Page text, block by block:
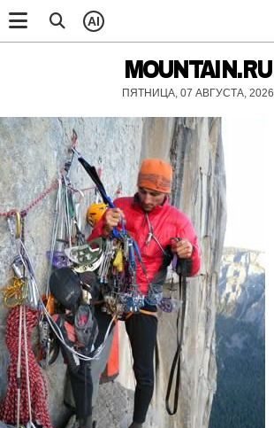
AI
MOUNTAIN.RU
ПЯТНИЦА, 07 АВГУСТА, 2026